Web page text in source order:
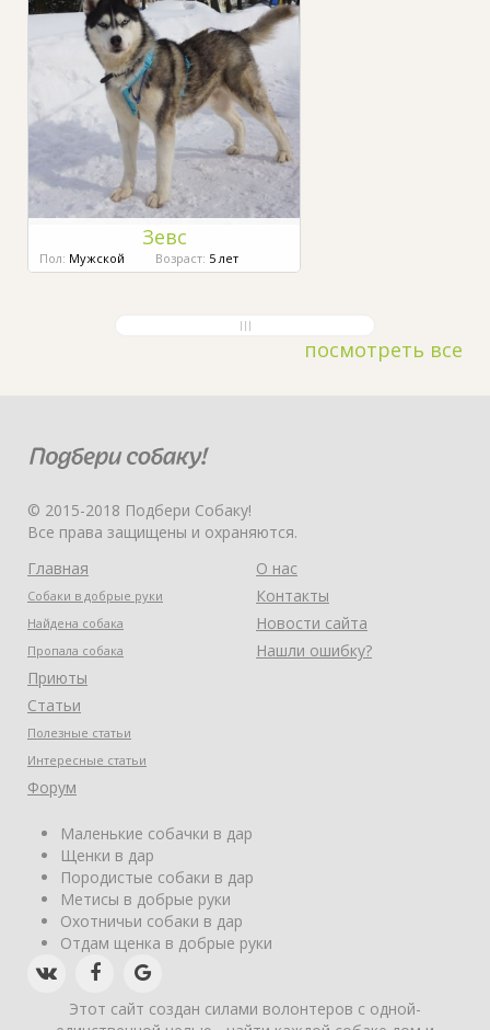
Зевс
Пол: Мужской Возраст: 5 лет
посмотреть все
© 2015-2018 Подбери Собаку!
Все права защищены и охраняются.
Главная
Собаки в добрые руки
Найдена собака
Пропала собака
Приюты
Статьи
Полезные статьи
Интересные статьи
Форум
О нас
Контакты
Новости сайта
Нашли ошибку?
Маленькие собачки в дар
Щенки в дар
Породистые собаки в дар
Метисы в добрые руки
Охотничьи собаки в дар
Отдам щенка в добрые руки
Этот сайт создан силами волонтеров с одной-